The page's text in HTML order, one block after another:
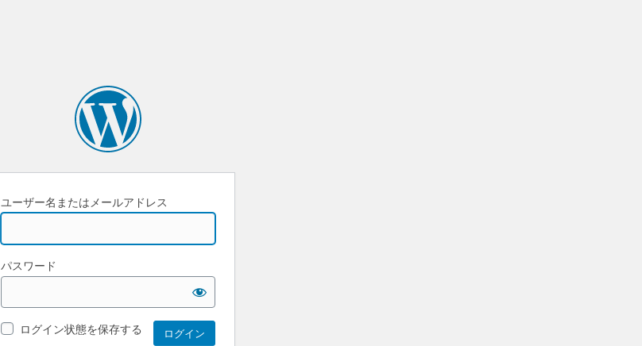
ユーザー名またはメールアドレス
パスワード
ログイン状態を保存する